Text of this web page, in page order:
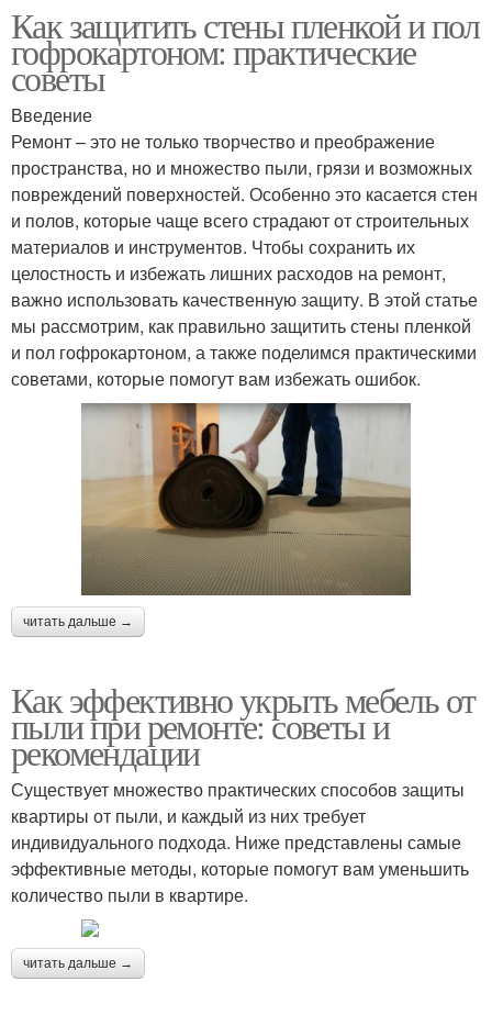
Как защитить стены пленкой и пол
гофрокартоном: практические
советы
Введение
Ремонт – это не только творчество и преображение
пространства, но и множество пыли, грязи и возможных
повреждений поверхностей. Особенно это касается стен
и полов, которые чаще всего страдают от строительных
материалов и инструментов. Чтобы сохранить их
целостность и избежать лишних расходов на ремонт,
важно использовать качественную защиту. В этой статье
мы рассмотрим, как правильно защитить стены пленкой
и пол гофрокартоном, а также поделимся практическими
советами, которые помогут вам избежать ошибок.
читать дальше →
Как эффективно укрыть мебель от
пыли при ремонте: советы и
рекомендации
Существует множество практических способов защиты
квартиры от пыли, и каждый из них требует
индивидуального подхода. Ниже представлены самые
эффективные методы, которые помогут вам уменьшить
количество пыли в квартире.
читать дальше →